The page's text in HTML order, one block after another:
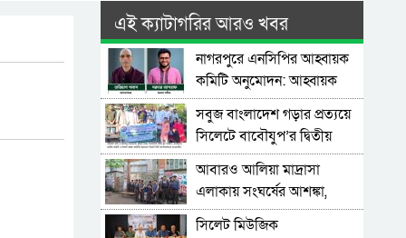
এই ক্যাটাগরির আরও খবর
নাগরপুরে এনসিপির আহ্বায়ক
কমিটি অনুমোদন: আহ্বায়ক
তারিয়াশ পলাশ, সদস্য সচিব
সরদার আশরাফ
সবুজ বাংলাদেশ গড়ার প্রত্যয়ে
সিলেটে বাবৌযুপ’র দ্বিতীয়
পর্যায়ে বৃক্ষরোপণ কর্মসূচি
সম্পন্ন
আবারও আলিয়া মাদ্রাসা
এলাকায় সংঘর্ষের আশঙ্কা,
পুলিশ মোতায়েন
সিলেট মিউজিক